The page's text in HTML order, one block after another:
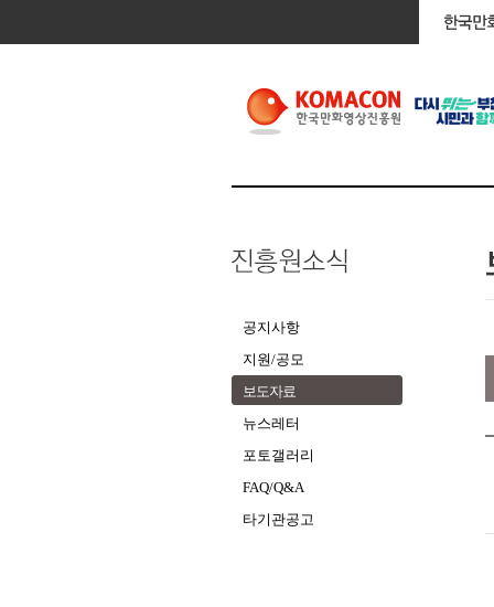
공지사항
지원/공모
보도자료
뉴스레터
포토갤러리
FAQ/Q&A
타기관공고